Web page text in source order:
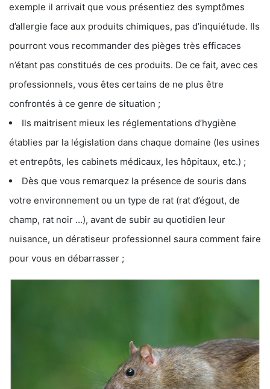
exemple il arrivait que vous présentiez des symptômes
d’allergie face aux produits chimiques, pas d’inquiétude. Ils
pourront vous recommander des pièges très efficaces
n’étant pas constitués de ces produits. De ce fait, avec ces
professionnels, vous êtes certains de ne plus être
confrontés à ce genre de situation ;
Ils maitrisent mieux les réglementations d’hygiène
établies par la législation dans chaque domaine (les usines
et entrepôts, les cabinets médicaux, les hôpitaux, etc.) ;
Dès que vous remarquez la présence de souris dans
votre environnement ou un type de rat (rat d’égout, de
champ, rat noir …), avant de subir au quotidien leur
nuisance, un dératiseur professionnel saura comment faire
pour vous en débarrasser ;